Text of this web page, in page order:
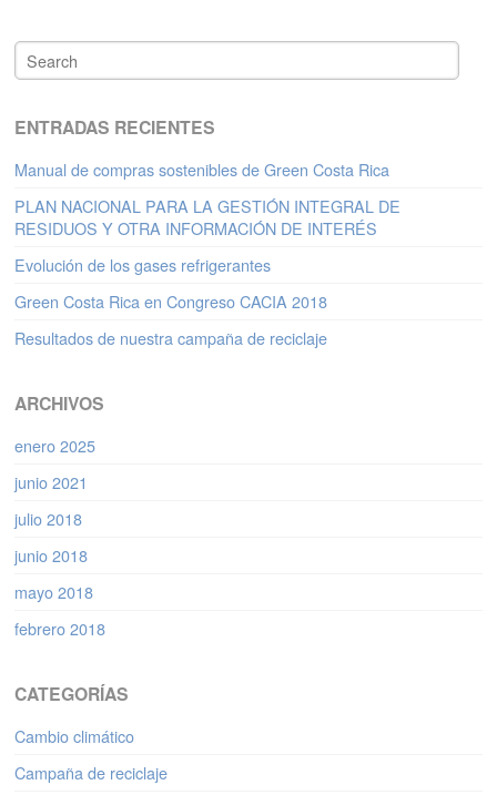
ENTRADAS RECIENTES
Manual de compras sostenibles de Green Costa Rica
PLAN NACIONAL PARA LA GESTIÓN INTEGRAL DE
RESIDUOS Y OTRA INFORMACIÓN DE INTERÉS
Evolución de los gases refrigerantes
Green Costa Rica en Congreso CACIA 2018
Resultados de nuestra campaña de reciclaje
ARCHIVOS
enero 2025
junio 2021
julio 2018
junio 2018
mayo 2018
febrero 2018
CATEGORÍAS
Cambio climático
Campaña de reciclaje